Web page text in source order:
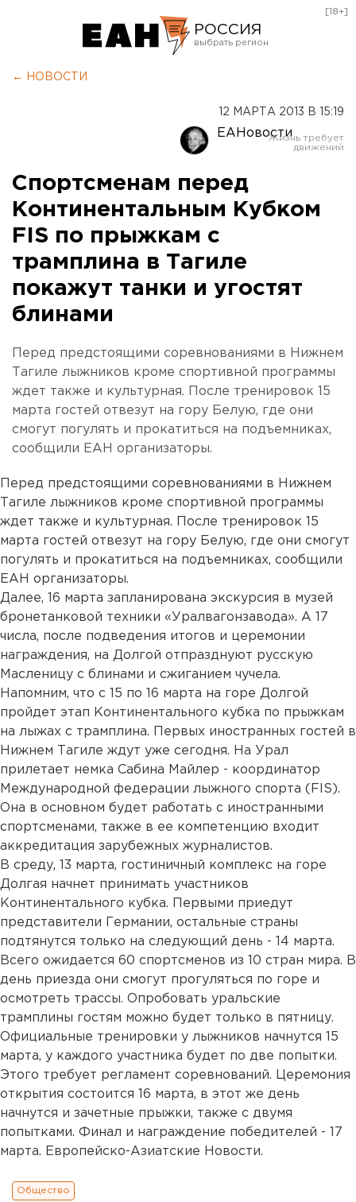
РОССИЯ
Оренбург
[18+]
← НОВОСТИ
12 МАРТА 2013 В 15:19
ЕАНовости
Спортсменам перед
Континентальным Кубком
FIS по прыжкам с
трамплина в Тагиле
покажут танки и угостят
блинами
Перед предстоящими соревнованиями в Нижнем
Тагиле лыжников кроме спортивной программы
ждет также и культурная. После тренировок 15
марта гостей отвезут на гору Белую, где они
смогут погулять и прокатиться на подъемниках,
сообщили ЕАН организаторы.
Перед предстоящими соревнованиями в Нижнем
Тагиле лыжников кроме спортивной программы
ждет также и культурная. После тренировок 15
марта гостей отвезут на гору Белую, где они смогут
погулять и прокатиться на подъемниках, сообщили
ЕАН организаторы.
Далее, 16 марта запланирована экскурсия в музей
бронетанковой техники «Уралвагонзавода». А 17
числа, после подведения итогов и церемонии
награждения, на Долгой отпразднуют русскую
Масленицу с блинами и сжиганием чучела.
Напомним, что с 15 по 16 марта на горе Долгой
пройдет этап Континентального кубка по прыжкам
на лыжах с трамплина. Первых иностранных гостей в
Нижнем Тагиле ждут уже сегодня. На Урал
прилетает немка Сабина Майлер - координатор
Международной федерации лыжного спорта (FIS).
Она в основном будет работать с иностранными
спортсменами, также в ее компетенцию входит
аккредитация зарубежных журналистов.
В среду, 13 марта, гостиничный комплекс на горе
Долгая начнет принимать участников
Континентального кубка. Первыми приедут
представители Германии, остальные страны
подтянутся только на следующий день - 14 марта.
Всего ожидается 60 спортсменов из 10 стран мира. В
день приезда они смогут прогуляться по горе и
осмотреть трассы. Опробовать уральские
трамплины гостям можно будет только в пятницу.
Официальные тренировки у лыжников начнутся 15
марта, у каждого участника будет по две попытки.
Этого требует регламент соревнований. Церемония
открытия состоится 16 марта, в этот же день
начнутся и зачетные прыжки, также с двумя
попытками. Финал и награждение победителей - 17
марта. Европейско-Азиатские Новости.
Общество